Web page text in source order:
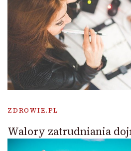
ZDROWIE.PL
Walory zatrudniania